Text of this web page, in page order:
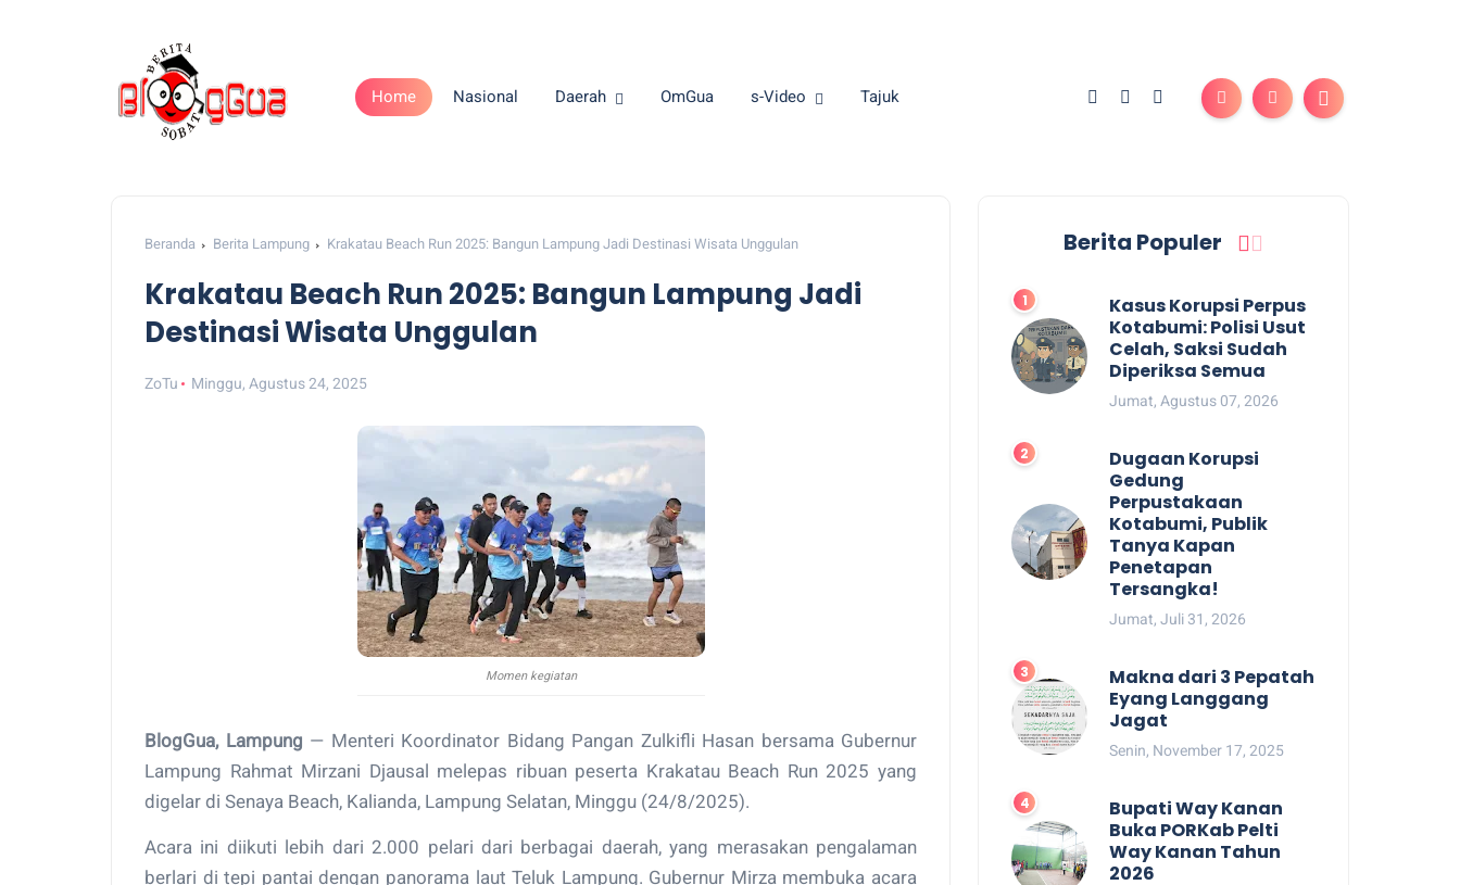
Home Nasional Daerah OmGua s-Video Tajuk
Beranda Berita Lampung Krakatau Beach Run 2025: Bangun Lampung Jadi Destinasi Wisata Unggulan
Krakatau Beach Run 2025: Bangun Lampung Jadi
Destinasi Wisata Unggulan
ZoTu Minggu, Agustus 24, 2025
Momen kegiatan
BlogGua, Lampung — Menteri Koordinator Bidang Pangan Zulkifli Hasan bersama Gubernur
Lampung Rahmat Mirzani Djausal melepas ribuan peserta Krakatau Beach Run 2025 yang
digelar di Senaya Beach, Kalianda, Lampung Selatan, Minggu (24/8/2025).
Acara ini diikuti lebih dari 2.000 pelari dari berbagai daerah, yang merasakan pengalaman
berlari di tepi pantai dengan panorama laut Teluk Lampung. Gubernur Mirza membuka acara
Berita Populer
Kasus Korupsi Perpus
Kotabumi: Polisi Usut
Celah, Saksi Sudah
Diperiksa Semua
Jumat, Agustus 07, 2026
Dugaan Korupsi
Gedung
Perpustakaan
Kotabumi, Publik
Tanya Kapan
Penetapan
Tersangka!
Jumat, Juli 31, 2026
Makna dari 3 Pepatah
Eyang Langgang
Jagat
Senin, November 17, 2025
Bupati Way Kanan
Buka PORKab Pelti
Way Kanan Tahun
2026